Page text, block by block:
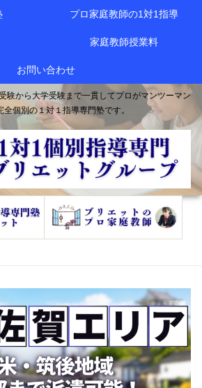
験から大学受験まで一貫してプロがマンツーマン
全個別の１対１指導専門塾です。
プロ家庭教師の1対1指導
家庭教師授業料
お問い合わせ